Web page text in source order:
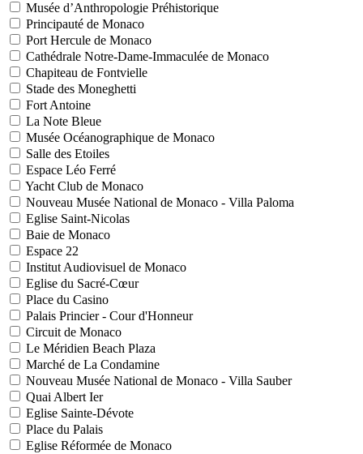
Musée d’Anthropologie Préhistorique
Principauté de Monaco
Port Hercule de Monaco
Cathédrale Notre-Dame-Immaculée de Monaco
Chapiteau de Fontvielle
Stade des Moneghetti
Fort Antoine
La Note Bleue
Musée Océanographique de Monaco
Salle des Etoiles
Espace Léo Ferré
Yacht Club de Monaco
Nouveau Musée National de Monaco - Villa Paloma
Eglise Saint-Nicolas
Baie de Monaco
Espace 22
Institut Audiovisuel de Monaco
Eglise du Sacré-Cœur
Place du Casino
Palais Princier - Cour d'Honneur
Circuit de Monaco
Le Méridien Beach Plaza
Marché de La Condamine
Nouveau Musée National de Monaco - Villa Sauber
Quai Albert Ier
Eglise Sainte-Dévote
Place du Palais
Eglise Réformée de Monaco